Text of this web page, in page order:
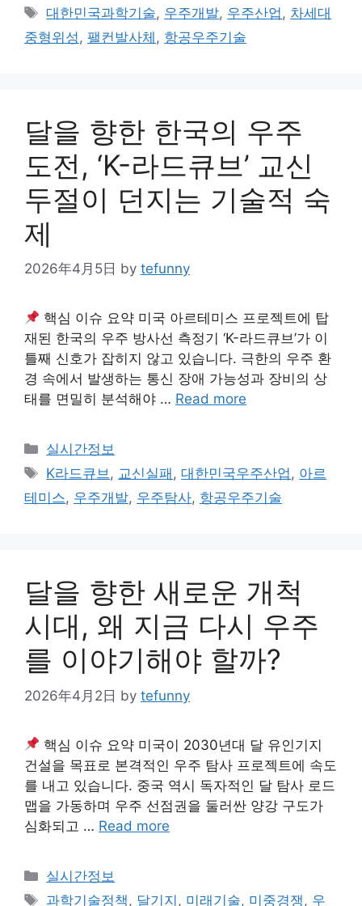
Tags
대한민국과학기술, 우주개발, 우주산업 , 차세대
중형위성 , 팰컨발사체 , 항공우주기술
달을 향한 한국의 우주
도전, ‘K-라드큐브’ 교신
두절이 던지는 기술적 숙
제
2026年4月5日 by tefunny
핵심 이슈 요약 미국 아르테미스 프로젝트에 탑
재된 한국의 우주 방사선 측정기 ‘K-라드큐브’가 이
틀째 신호가 잡히지 않고 있습니다. 극한의 우주 환
경 속에서 발생하는 통신 장애 가능성과 장비의 상
태를 면밀히 분석해야 … Read more
Categories
실시간정보
Tags
K라드큐브, 교신실패 ,대한민국우주산업, 아르
테미스, 우주개발, 우주탐사, 항공우주기술
달을 향한 새로운 개척
시대, 왜 지금 다시 우주
를 이야기해야 할까?
2026年4月2日 by tefunny
핵심 이슈 요약 미국이 2030년대 달 유인기지
건설을 목표로 본격적인 우주 탐사 프로젝트에 속도
를 내고 있습니다. 중국 역시 독자적인 달 탐사 로드
맵을 가동하며 우주 선점권을 둘러싼 양강 구도가
심화되고 … Read more
Categories
실시간정보
Tags
과학기술정책 , 달기지 , 미래기술, 미중경쟁 , 우